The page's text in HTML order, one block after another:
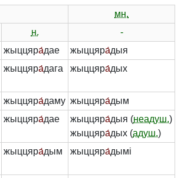
мн.
н.
-
жыццяра́дае жыццяра́дыя
жыццяра́дага жыццяра́дых
жыццяра́даму жыццяра́дым
жыццяра́дае жыццяра́дыя (неадуш.)
жыццяра́дых (адуш.)
жыццяра́дым жыццяра́дымі